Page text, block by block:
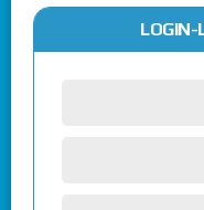
LOGIN-